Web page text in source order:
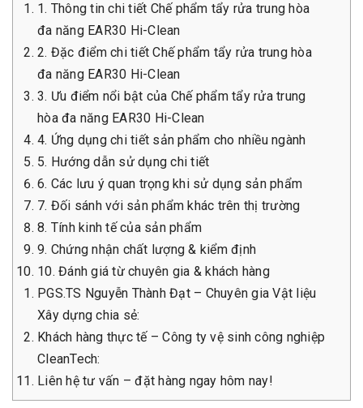
1. Thông tin chi tiết Chế phẩm tẩy rửa trung hòa
đa năng EAR30 Hi-Clean
2. Đặc điểm chi tiết Chế phẩm tẩy rửa trung hòa
đa năng EAR30 Hi-Clean
3. Ưu điểm nổi bật của Chế phẩm tẩy rửa trung
hòa đa năng EAR30 Hi-Clean
4. Ứng dụng chi tiết sản phẩm cho nhiều ngành
5. Hướng dẫn sử dụng chi tiết
6. Các lưu ý quan trọng khi sử dụng sản phẩm
7. Đối sánh với sản phẩm khác trên thị trường
8. Tính kinh tế của sản phẩm
9. Chứng nhận chất lượng & kiểm định
10. Đánh giá từ chuyên gia & khách hàng
PGS.TS Nguyễn Thành Đạt – Chuyên gia Vật liệu
Xây dựng chia sẻ:
Khách hàng thực tế – Công ty vệ sinh công nghiệp
CleanTech:
Liên hệ tư vấn – đặt hàng ngay hôm nay!